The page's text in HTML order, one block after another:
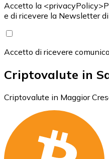
Accetto la
e di ricevere la Newsletter
Accetto di ricevere
Criptovalute in
Criptovalute in Maggior